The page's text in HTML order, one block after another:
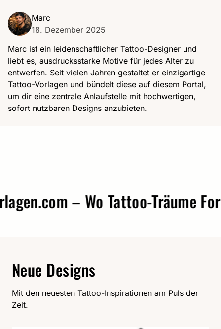
Marc
18. Dezember 2025
Marc ist ein leidenschaftlicher Tattoo-Designer und
liebt es, ausdrucksstarke Motive für jedes Alter zu
entwerfen. Seit vielen Jahren gestaltet er einzigartige
Tattoo-Vorlagen und bündelt diese auf diesem Portal,
um dir eine zentrale Anlaufstelle mit hochwertigen,
sofort nutzbaren Designs anzubieten.
– Wo Tattoo-Träume Form
Neue Designs
Mit den neuesten Tattoo-Inspirationen am Puls der
Zeit.